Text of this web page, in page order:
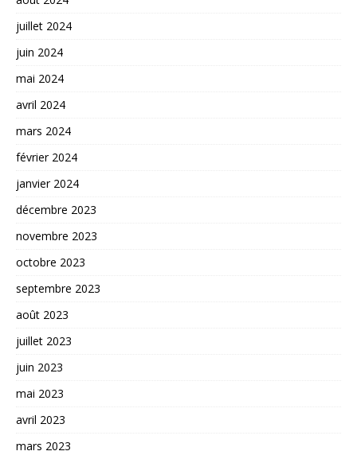
juillet 2024
juin 2024
mai 2024
avril 2024
mars 2024
février 2024
janvier 2024
décembre 2023
novembre 2023
octobre 2023
septembre 2023
août 2023
juillet 2023
juin 2023
mai 2023
avril 2023
mars 2023